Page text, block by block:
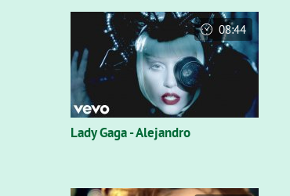
Lady Gaga - Alejandro
08:44